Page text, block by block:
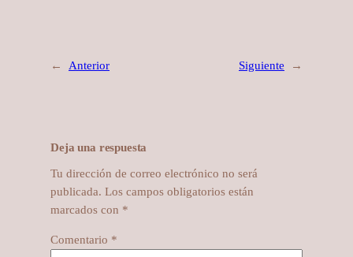
← Anterior Siguiente →
Deja una respuesta
Tu dirección de correo electrónico no será
publicada. Los campos obligatorios están
marcados con *
Comentario *